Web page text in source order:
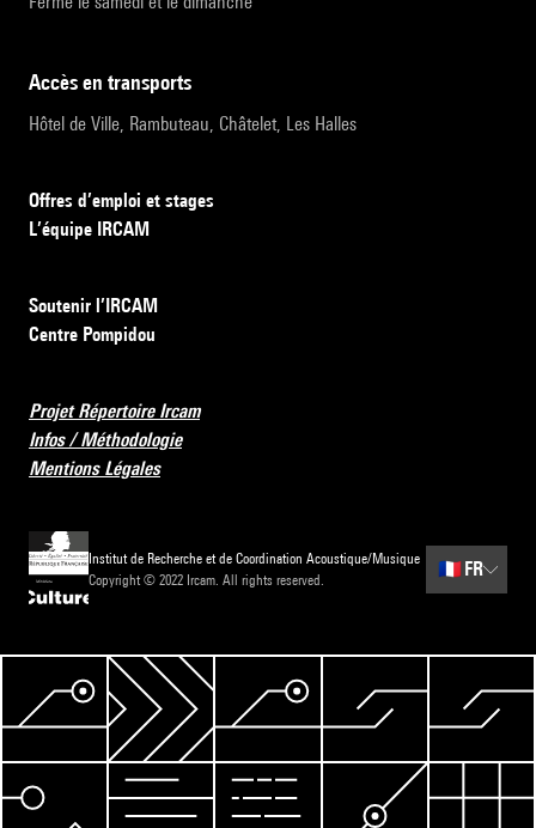
accès en transports
Hôtel de Ville, Rambuteau, Châtelet, Les Halles
Offres d’emploi et stages
L’équipe IRCAM
Soutenir l’IRCAM
Centre Pompidou
Projet Répertoire Ircam
Infos / Méthodologie
Mentions Légales
Institut de Recherche et de Coordination Acoustique/Musique
Copyright © 2022 Ircam. All rights reserved.
🇫🇷 FR